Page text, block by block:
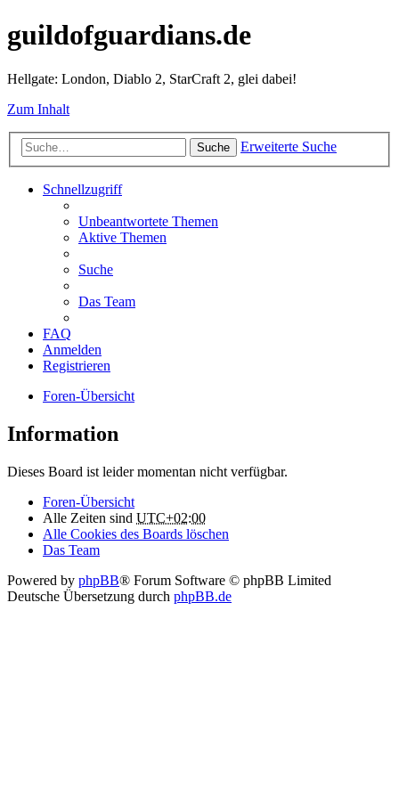
guildofguardians.de
Hellgate: London, Diablo 2, StarCraft 2, glei dabei!
Zum Inhalt
Suche Erweiterte Suche
Schnellzugriff
Unbeantwortete Themen
Aktive Themen
Suche
Das Team
FAQ
Anmelden
Registrieren
Foren-Übersicht
Information
Dieses Board ist leider momentan nicht verfügbar.
Foren-Übersicht
Alle Zeiten sind UTC+02:00
Alle Cookies des Boards löschen
Das Team
Powered by phpBB® Forum Software © phpBB Limited
Deutsche Übersetzung durch phpBB.de